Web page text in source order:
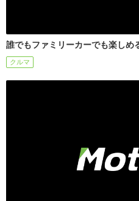
誰でもファミリーカーでも楽しめ
クルマ